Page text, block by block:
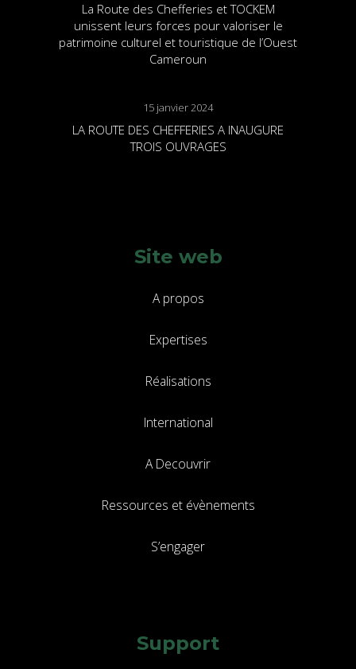
La Route des Chefferies et TOCKEM
unissent leurs forces pour valoriser le
patrimoine culturel et touristique de l’Ouest
Cameroun
15 janvier 2024
LA ROUTE DES CHEFFERIES A INAUGURE
TROIS OUVRAGES
Site web
A propos
Expertises
Réalisations
International
A Decouvrir
Ressources et évènements
S’engager
Support